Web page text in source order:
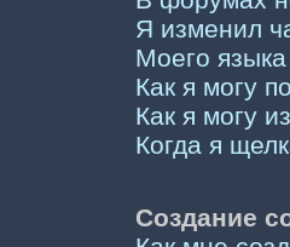
Я изменил
Моего языка
Как я могу
Как я могу
Когда я
Создание